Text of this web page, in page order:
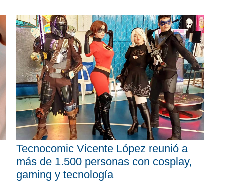
Tecnocomic Vicente López reunió a
más de 1.500 personas con cosplay,
gaming y tecnología